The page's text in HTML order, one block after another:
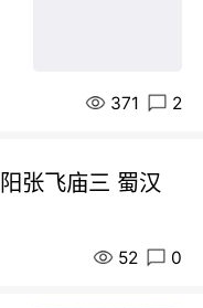
371 2
张飞庙三 蜀汉
52 0